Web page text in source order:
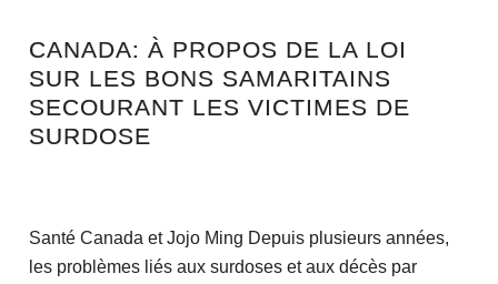
CANADA: À PROPOS DE LA LOI
SUR LES BONS SAMARITAINS
SECOURANT LES VICTIMES DE
SURDOSE
Santé Canada et Jojo Ming Depuis plusieurs années,
les problèmes liés aux surdoses et aux décès par